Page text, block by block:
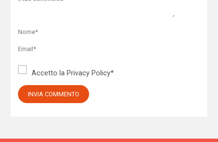
Accetto la Privacy Policy*